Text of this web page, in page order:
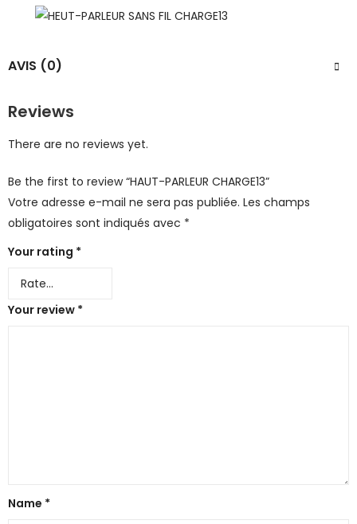
AVIS (0)
Reviews
There are no reviews yet.
Be the first to review “HAUT-PARLEUR CHARGE13”
Votre adresse e-mail ne sera pas publiée. Les champs
obligatoires sont indiqués avec *
Your rating *
Your review *
Name *